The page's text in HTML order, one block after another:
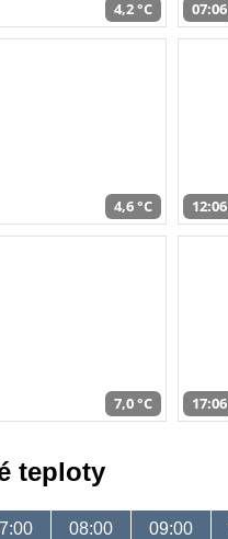
4,2 °C 07:06
4,6 °C 12:06
7,0 °C 17:06
teploty
08:00 09:00